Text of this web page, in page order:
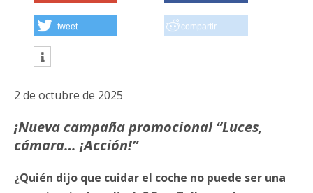
tweet compartir
2 de octubre de 2025
¡Nueva campaña promocional “Luces,
cámara… ¡Acción!”
¿Quién dijo que cuidar el coche no puede ser una